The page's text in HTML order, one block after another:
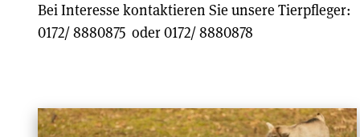
Bei Interesse kontaktieren Sie unsere Tierpfleger:
0172/ 8880875 oder 0172/ 8880878